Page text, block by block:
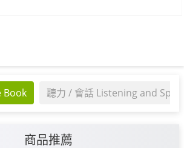
Book 聽力 / 會話 Listening and
商品推薦